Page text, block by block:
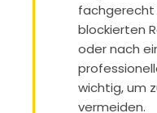
fachgerecht
blockierten
oder nach
wichtig, um
vermeiden.